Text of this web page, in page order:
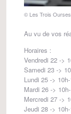
© Les Trois
Au vu de vos
Horaires :
Vendredi 22 ->
Samedi 23 ->
Lundi 25 ->
Mardi 26 ->
Mercredi 27 ->
Jeudi 28 ->